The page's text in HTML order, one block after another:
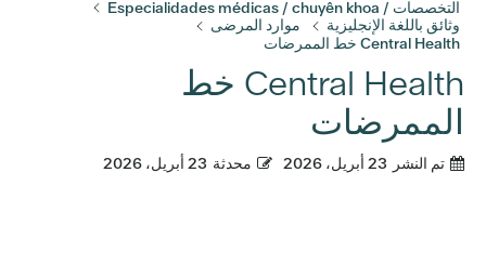
التخصصات / Especialidades médicas / chuyên khoa
وثائق باللغة الإنجليزية
موارد المرضى
Central Health خط الممرضات
Central Health خط
الممرضات
تم النشر 23 أبريل، 2026 محدثة 23 أبريل، 2026